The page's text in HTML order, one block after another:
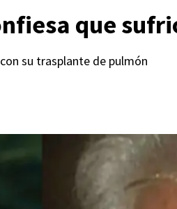
que
su trasplante de pulmón